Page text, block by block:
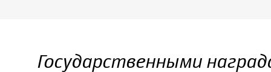
Государственными